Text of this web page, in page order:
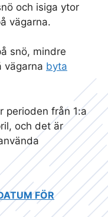
och isiga ytor
vägarna.
snö, mindre
vägarna byta
perioden från 1:a
och det är
FÖR